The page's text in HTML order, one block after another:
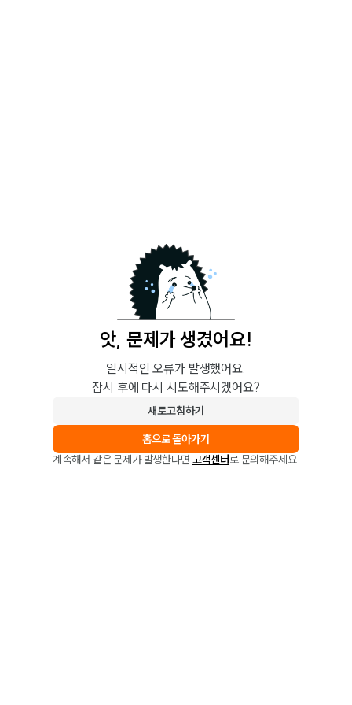
앗, 문제가 생겼어요!
일시적인 오류가 발생했어요.
잠시 후에 다시 시도해주시겠어요?
새로고침하기
홈으로 돌아가기
계속해서 같은 문제가 발생한다면 고객센터로 문의해주세요.